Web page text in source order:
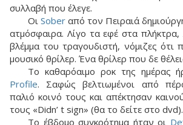
συλλαβή που έλεγε.
Οι Sober από τον Πειραιά
ατμόσφαιρα. Λίγο τα εφέ στα πλήκτρα,
βλέμμα του τραγουδιστή, νόμιζες ότι
μουσικό θρίλερ. Ένα θρίλερ που δε
Το καθαρόαιμο ροκ της ημέρας
Profile. Σαφώς βελτιωμένοι από
παλιό κοινό τους και απέκτησαν
τους «Didn’ t sign» (θα το δείτε στο dvd).
Το έβδομο συγκρότημα ήταν οι